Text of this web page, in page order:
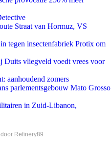
Straat van Hormuz, VS
tegen insectenfabriek Protix om
Duits vliegveld voedt vrees voor
aanhoudend zomers
parlementsgebouw Mato Grosso
in Zuid-Libanon,
Refinery89